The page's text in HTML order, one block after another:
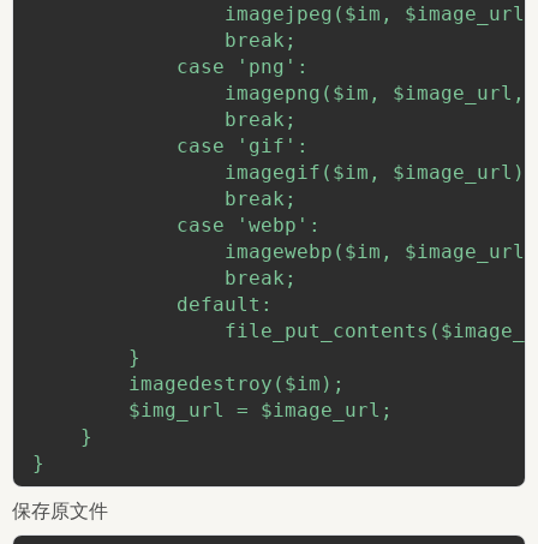
imagejpeg($im, $image_url,
break;
case 'png':
imagepng($im, $image_url,
break;
case 'gif':
imagegif($im, $image_url);
break;
case 'webp':
imagewebp($im, $image_url,
break;
default:
file_put_contents($image_url,
}
imagedestroy($im);
$img_url = $image_url;
}
}
保存原文件